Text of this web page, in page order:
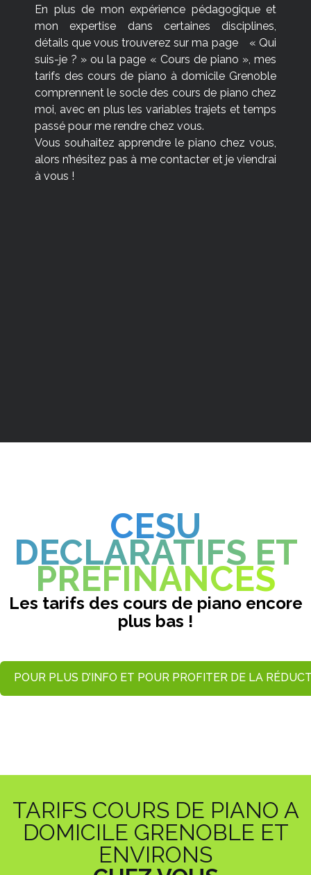
En plus de mon expérience pédagogique et
mon expertise dans certaines disciplines,
détails que vous trouverez sur ma page « Qui
suis-je ? » ou la page « Cours de piano », mes
tarifs des cours de piano à domicile Grenoble
comprennent le socle des cours de piano chez
moi, avec en plus les variables trajets et temps
passé pour me rendre chez vous.
Vous souhaitez apprendre le piano chez vous,
alors n’hésitez pas à me contacteret je viendrai
à vous !
CESU
DECLARATIFS ET
PREFINANCES
Les tarifs des cours de piano encore
plus bas !
POUR PLUS D’INFO ET POUR PROFITER DE LA
TARIFS COURS DE PIANO A
DOMICILE GRENOBLE ET
ENVIRONS